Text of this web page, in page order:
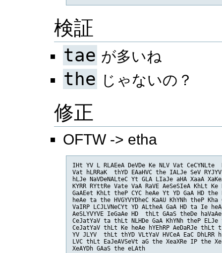
検証
tae が多いね
the じゃないの？
修正
OFTW -> etha
IHt YV L RLAEeA DeVDe Ke NLV Vat CeCYNLte
Vat hLRRaK  thYD EAaHVC the IALJe SeV
hLJe NaVDeNALteC Yt GLA LIaJe aHA XaaA
KYRR RYttRe Vate VaA RaVE AeSeSIeA KhLt
GaAEet KhLt theP CYC heAe Yt YD GaA HD the
heAe ta the HVGYVYDheC KaAU KhYNh theP
VaIRP LCJLVNeCYt YD ALtheA GaA HD ta Ie
AeSLYVYVE IeGaAe HD  thLt GAaS theDe
CeJatYaV ta thLt NLHDe GaA KhYNh theP ELJe
CeJatYaV thLt Ke heAe hYEhRP AeDaRJe thLt
YV JLYV  thLt thYD VLtYaV HVCeA EaC DhLRR
LVC thLt EaJeAVSeVt aG the XeaXRe IP the
XeAYDh GAaS the eLAth